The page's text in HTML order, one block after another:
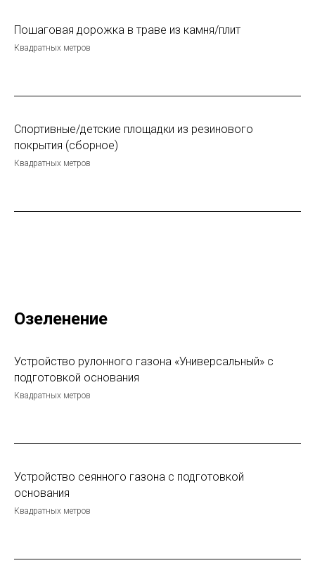
Пошаговая дорожка в траве из камня/плит
Квадратных метров
Спортивные/детские площадки из резинового
покрытия (сборное)
Квадратных метров
Озеленение
Устройство рулонного газона «Универсальный» с
подготовкой основания
Квадратных метров
Устройство сеянного газона с подготовкой
основания
Квадратных метров